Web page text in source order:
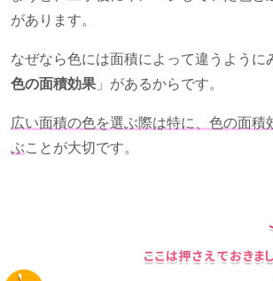
があります。
なぜなら色には面積によって違うよう
色の面積効果 」があるからです。
広い面積の色を選ぶ際は特に、色の面積
ぶことが大切です。